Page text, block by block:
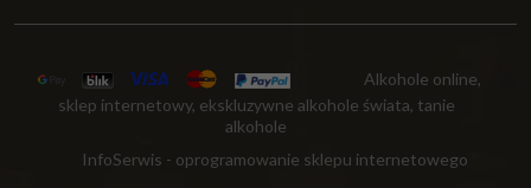
Alkohole online,
sklep internetowy, ekskluzywne alkohole świata, tanie
alkohole
InfoSerwis - oprogramowanie sklepu internetowego